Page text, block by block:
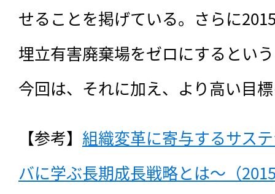
せることを掲げている。さらに
埋立有害廃棄場をゼロにするとい
今回は、それに加え、より高い目
【参考】 組織変革に寄与するサス
バに学ぶ長期成長戦略とは〜（